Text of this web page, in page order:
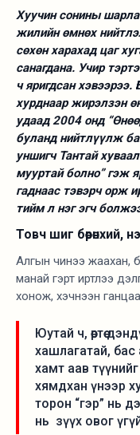
Хуучин сонины
жилийн өмнөх
сөхөн харахад цаг
санагдана. Учир
ч яригдсан хэвээрээ.
хурднаар жирэлзэн
удаад 2004 онд
буланд нийтлүүлж
уншигч Тантай
мууртай болно” гэж
гаднаас тэвэрч орж
тийм л нэг эгч
Товч шиг бөөрөнхий,
Алгын чинээ жаахан,
манай гэрт иртлээ
хонож, хэчнээн
Юутай ч, өөртөө
хашлагатай, бас
хамт аав
хямдхан үнээр
торон “гэр” нь
нь зүүх овог